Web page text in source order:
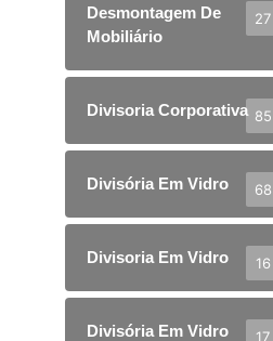
Desmontagem De
Mobiliário
27
Divisoria Corporativa 85
Divisória Em Vidro 68
Divisoria Em Vidro 16
Divisória Em Vidro 17